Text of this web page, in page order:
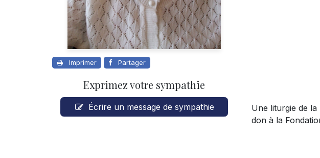
Imprimer Partager
Exprimez votre sympathie
Écrire un message de sympathie
Une liturgie de
don à la